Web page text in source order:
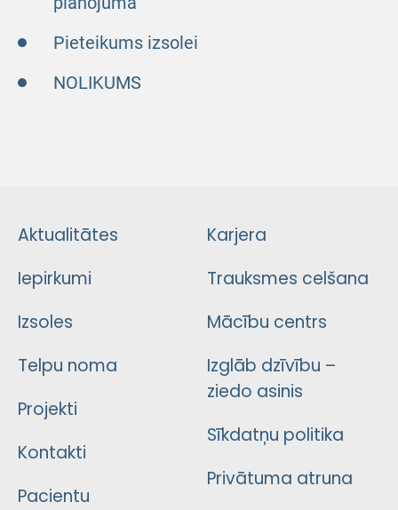
Pieteikums izsolei
NOLIKUMS
Aktualitātes
Iepirkumi
Izsoles
Telpu noma
Projekti
Kontakti
Pacientu
Karjera
Trauksmes celšana
Mācību centrs
Izglāb dzīvību –
ziedo asinis
Sīkdatņu politika
Privātuma atruna